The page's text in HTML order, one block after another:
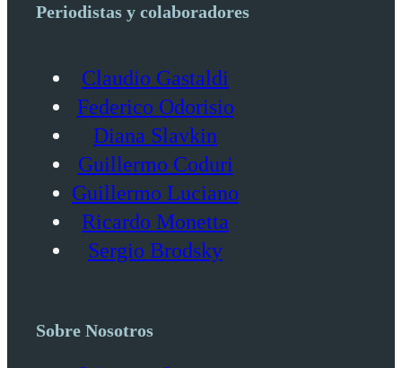
Periodistas y colaboradores
Claudio Gastaldi
Federico Odorisio
Diana Slavkin
Guillermo Coduri
Guillermo Luciano
Ricardo Monetta
Sergio Brodsky
Sobre Nosotros